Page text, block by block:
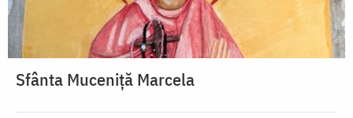
Sfânta Muceniță Marcela